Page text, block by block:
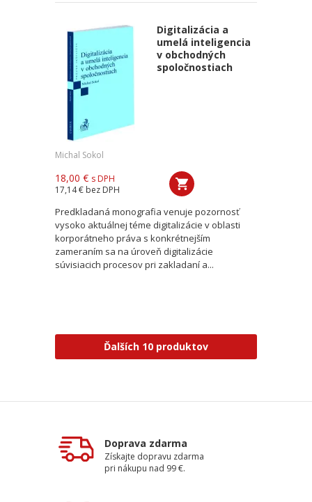
Digitalizácia a
umelá inteligencia
v obchodných
spoločnostiach
Michal Sokol
18,00 € s DPH
17,14 € bez DPH
Predkladaná monografia venuje pozornosť
vysoko aktuálnej téme digitalizácie v oblasti
korporátneho práva s konkrétnejším
zameraním sa na úroveň digitalizácie
súvisiacich procesov pri zakladaní a...
Ďalších 10 produktov
Doprava zdarma
Získajte dopravu zdarma
pri nákupu nad 99 €.